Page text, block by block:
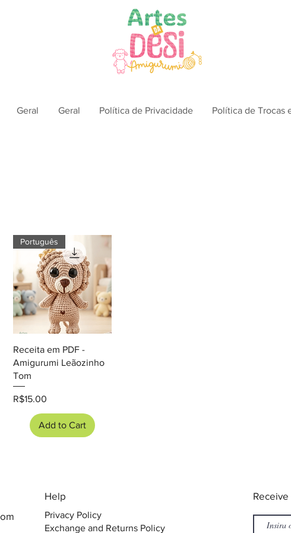
Geral Geral Política de Privacidade Política de Trocas
Quick View
Português
Receita em PDF -
Amigurumi Leãozinho
Tom
Price
R$15.00
Add to Cart
​Help
Privacy Policy
Exchange and Returns Policy